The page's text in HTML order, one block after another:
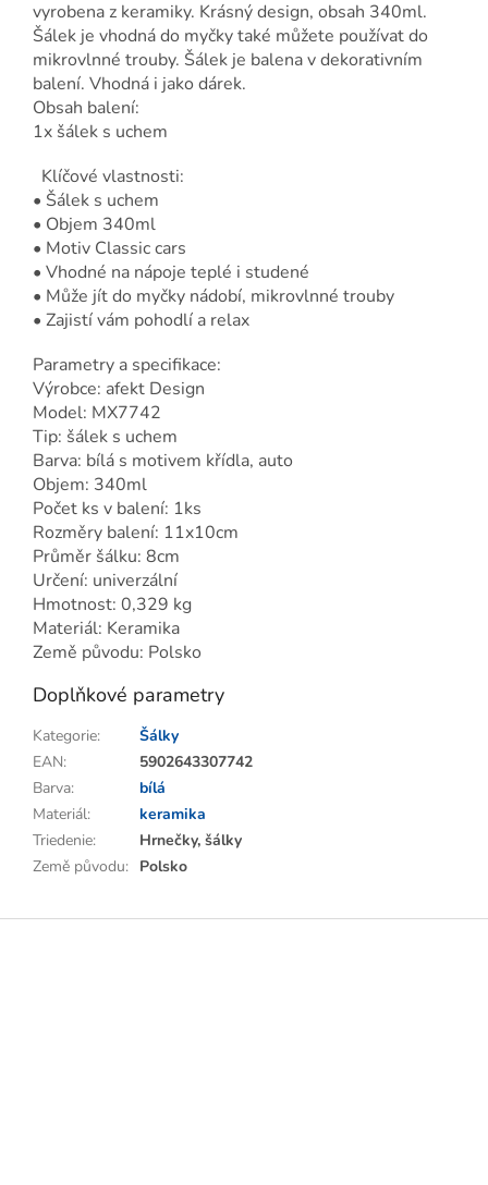
vyrobena z keramiky. Krásný design, obsah 340ml.
Šálek je vhodná do myčky také můžete používat do
mikrovlnné trouby. Šálek je balena v dekorativním
balení. Vhodná i jako dárek.
Obsah balení:
1x šálek s uchem
Klíčové vlastnosti:
• Šálek s uchem
• Objem 340ml
• Motiv Classic cars
• Vhodné na nápoje teplé i studené
• Může jít do myčky nádobí, mikrovlnné trouby
• Zajistí vám pohodlí a relax
Parametry a specifikace:
Výrobce: afekt Design
Model: MX7742
Tip: šálek s uchem
Barva: bílá s motivem křídla, auto
Objem: 340ml
Počet ks v balení: 1ks
Rozměry balení: 11x10cm
Průměr šálku: 8cm
Určení: univerzální
Hmotnost: 0,329 kg
Materiál: Keramika
Země původu: Polsko
Doplňkové parametry
Kategorie:
Šálky
EAN:
5902643307742
Barva:
bílá
Materiál:
keramika
Triedenie:
Hrnečky, šálky
Země původu: Polsko
Z